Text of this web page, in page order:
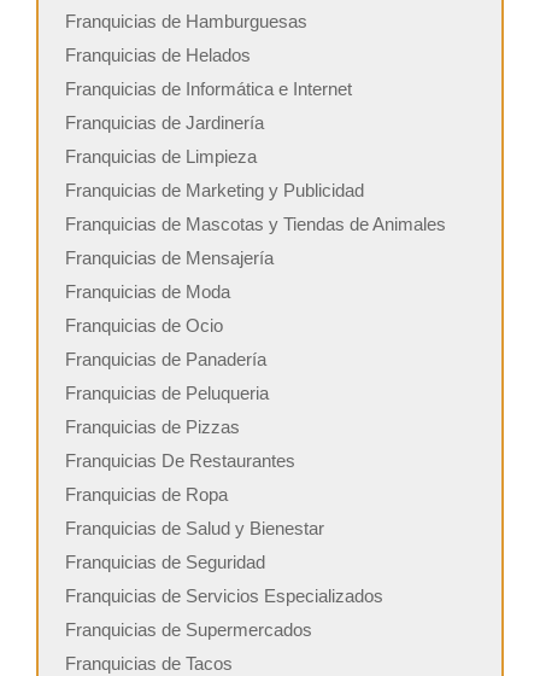
Franquicias de Hamburguesas
Franquicias de Helados
Franquicias de Informática e Internet
Franquicias de Jardinería
Franquicias de Limpieza
Franquicias de Marketing y Publicidad
Franquicias de Mascotas y Tiendas de Animales
Franquicias de Mensajería
Franquicias de Moda
Franquicias de Ocio
Franquicias de Panadería
Franquicias de Peluqueria
Franquicias de Pizzas
Franquicias De Restaurantes
Franquicias de Ropa
Franquicias de Salud y Bienestar
Franquicias de Seguridad
Franquicias de Servicios Especializados
Franquicias de Supermercados
Franquicias de Tacos